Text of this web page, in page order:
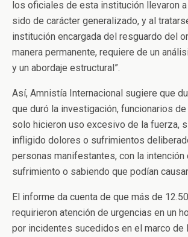
los oficiales de esta institución llevaron a
sido de carácter generalizado, y al
institución encargada del resguardo del
manera permanente, requiere de un
y un abordaje estructural”.
Así, Amnistía Internacional sugiere que
que duró la investigación, funcionarios de
solo hicieron uso excesivo de la fuerza,
infligido dolores o sufrimientos
personas manifestantes, con la intención
sufrimiento o sabiendo que podían
El informe da cuenta de que más de
requirieron atención de urgencias en un
por incidentes sucedidos en el marco de